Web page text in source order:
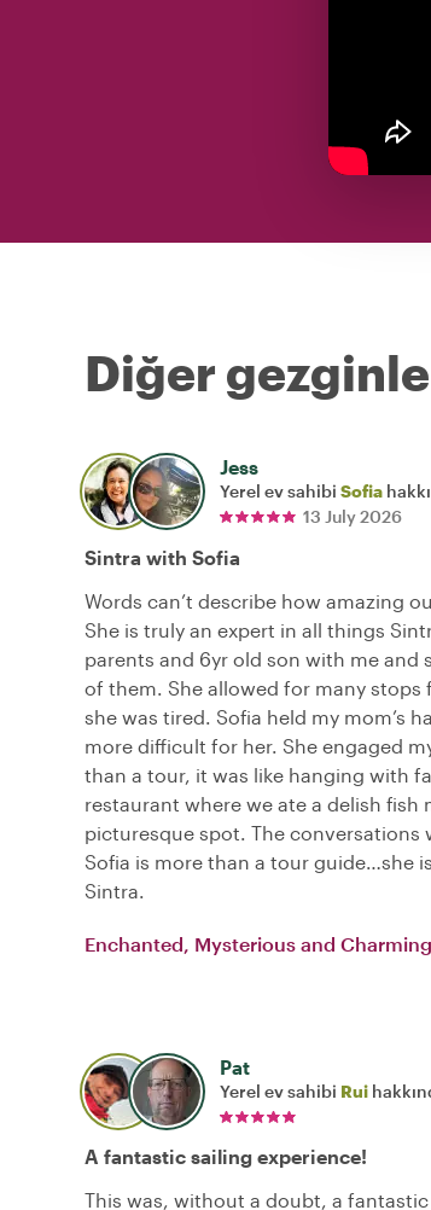
Diğer
Jess
Yerel ev sahibi Sofia
13 July 2026
Sintra with Sofia
Words can’t describe how amazing
She is truly an expert in all things
parents and 6yr old son with me and
of them. She allowed for many stops
she was tired. Sofia held my mom’s
more difficult for her. She engaged
than a tour, it was like hanging with
restaurant where we ate a delish fish
picturesque spot. The conversations
Sofia is more than a tour guide…she
Sintra.
Enchanted, Mysterious and
Pat
Yerel ev sahibi Rui
A fantastic sailing experience!
This was, without a doubt, a